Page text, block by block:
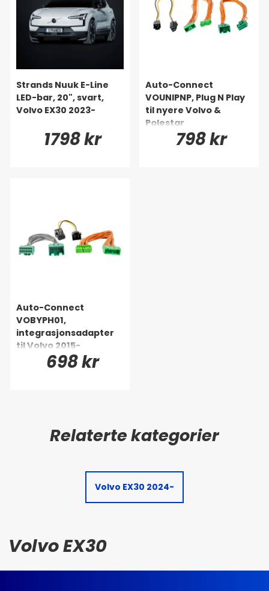
Strands Nuuk E-Line
LED-bar, 20", svart,
Volvo EX30 2023-
1798 kr
Auto-Connect
VOUNIPNP, Plug N Play
til nyere Volvo &
Polestar
798 kr
Auto-Connect
VOBYPH01,
integrasjonsadapter
til Volvo 2015-
698 kr
Volvo EX30 2024-
Volvo EX30